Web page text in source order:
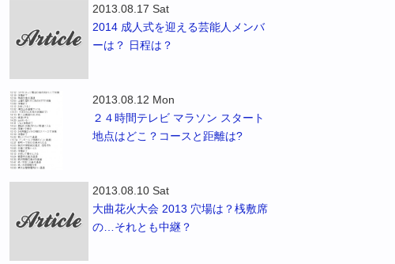
2013.08.17 Sat
2014 成人式を迎える芸能人メンバ
ーは？ 日程は？
2013.08.12 Mon
２４時間テレビ マラソン スタート
地点はどこ？コースと距離は?
2013.08.10 Sat
大曲花火大会 2013 穴場は？桟敷席
の…それとも中継？